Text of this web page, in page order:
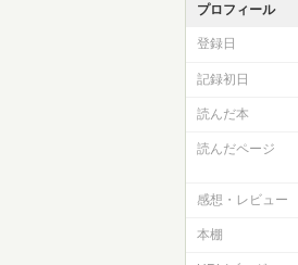
プロフィール
登録日
記録初日
読んだ本
読んだページ
感想・レビュー
本棚